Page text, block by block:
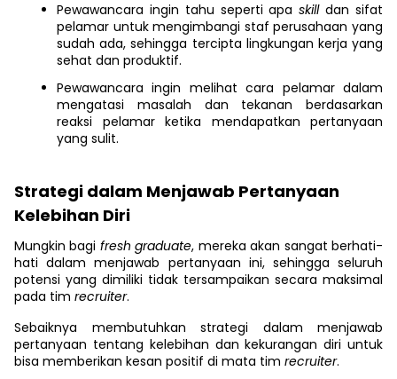
Pewawancara ingin tahu seperti apaskilldan sifat
pelamar untuk mengimbangi staf perusahaan yang
sudah ada, sehingga tercipta lingkungan kerja yang
sehat dan produktif.
Pewawancara ingin melihat cara pelamar dalam
mengatasi masalah dan tekanan berdasarkan
reaksi pelamar ketika mendapatkan pertanyaan
yang sulit.
Strategi dalam Menjawab Pertanyaan
Kelebihan Diri
Mungkin bagi fresh graduate, mereka akan sangat berhati-
hati dalam menjawab pertanyaan ini, sehingga seluruh
potensi yang dimiliki tidak tersampaikan secara maksimal
pada tim recruiter.
Sebaiknya membutuhkan strategi dalam menjawab
pertanyaan tentang kelebihan dan kekurangan diri untuk
bisa memberikan kesan positif di mata tim recruiter.